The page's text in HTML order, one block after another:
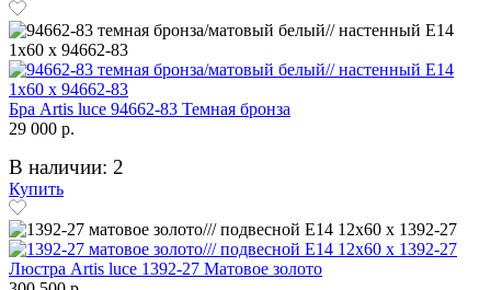
Бра Artis luce 94662-83 Темная бронза
29 000 р.
В наличии: 2
Купить
Люстра Artis luce 1392-27 Матовое золото